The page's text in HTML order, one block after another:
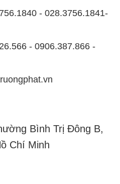
- 028.3756.1841-
- 0906.387.866 -
Bình Trị Đông B,
Chí Minh